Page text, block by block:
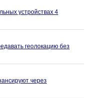
устройствах 4
геолокацию без
через